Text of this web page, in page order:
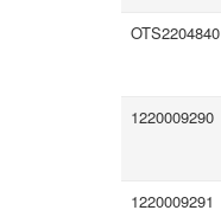
OTS2204840
1220009290
1220009291